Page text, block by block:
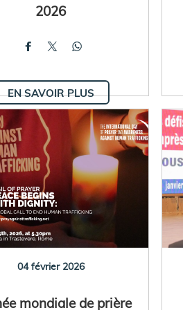
2026
EN SAVOIR PLUS
04 février 2026
mondiale de prière